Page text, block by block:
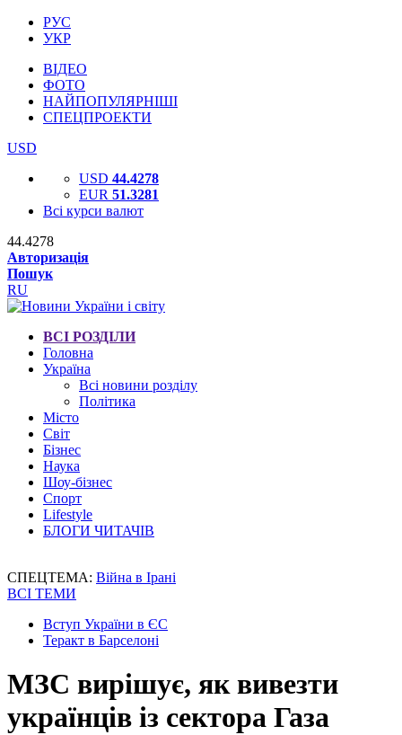
РУС
УКР
ВІДЕО
ФОТО
НАЙПОПУЛЯРНІШІ
СПЕЦПРОЕКТИ
USD
USD 44.4278
EUR 51.3281
Всі курси валют
44.4278
Авторизація
Пошук
RU
ВСІ РОЗДІЛИ
Головна
Україна
Всі новини розділу
Політика
Місто
Світ
Бізнес
Наука
Шоу-бізнес
Спорт
Lifestyle
БЛОГИ ЧИТАЧІВ
СПЕЦТЕМА: Війна в Ірані
ВСІ ТЕМИ
Вступ України в ЄС
Теракт в Барселоні
МЗС вирішує, як вивезти
українців із сектора Газа